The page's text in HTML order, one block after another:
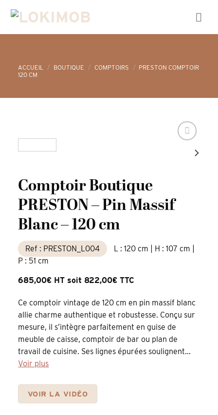
ACCUEIL / BOUTIQUE / COMPTOIRS / PRESTON COMPTOIR
120 CM
Comptoir Boutique
PRESTON – Pin Massif
Blanc – 120 cm
Ref : PRESTON_L004
L : 120 cm | H : 107 cm |
P : 51 cm
685,00€ HT soit 822,00€ TTC
Ce comptoir vintage de 120 cm en pin massif blanc
allie charme authentique et robustesse. Conçu sur
mesure, il s’intègre parfaitement en guise de
meuble de caisse, comptoir de bar ou plan de
travail de cuisine. Ses lignes épurées soulignent...
Voir plus
VOIR LA VIDÉO